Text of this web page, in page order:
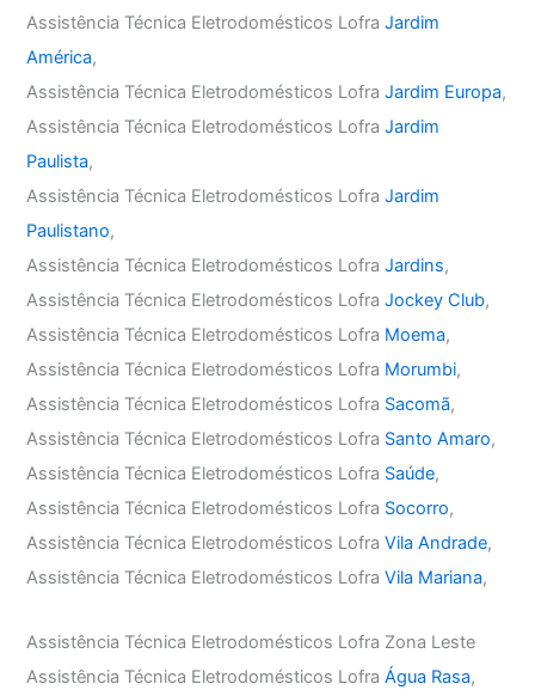
Assistência Técnica Eletrodomésticos LofraJardim
América,
Assistência Técnica Eletrodomésticos LofraJardim Europa,
Assistência Técnica Eletrodomésticos LofraJardim
Paulista,
Assistência Técnica Eletrodomésticos LofraJardim
Paulistano,
Assistência Técnica Eletrodomésticos LofraJardins,
Assistência Técnica Eletrodomésticos LofraJockey Club,
Assistência Técnica Eletrodomésticos Lofra Moema,
Assistência Técnica Eletrodomésticos Lofra Morumbi,
Assistência Técnica Eletrodomésticos Lofra Sacomã,
Assistência Técnica Eletrodomésticos Lofra Santo Amaro,
Assistência Técnica Eletrodomésticos Lofra Saúde,
Assistência Técnica Eletrodomésticos Lofra Socorro,
Assistência Técnica Eletrodomésticos LofraVila Andrade,
Assistência Técnica Eletrodomésticos LofraVila Mariana,
Assistência Técnica Eletrodomésticos Lofra Zona Leste
Assistência Técnica Eletrodomésticos LofraÁgua Rasa,